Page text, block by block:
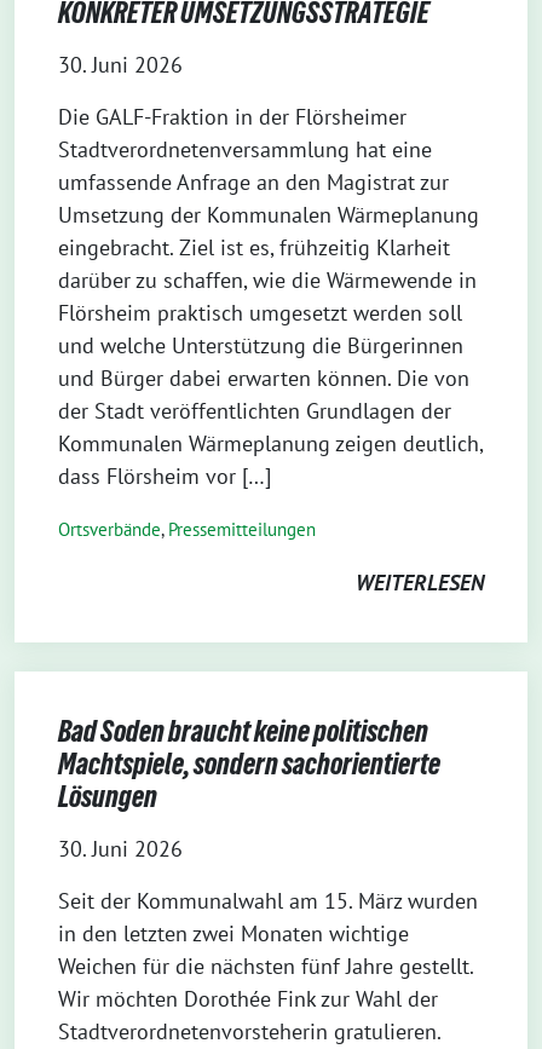
KONKRETER UMSETZUNGSSTRATEGIE
30. Juni 2026
Die GALF-Fraktion in der Flörsheimer
Stadtverordnetenversammlung hat eine
umfassende Anfrage an den Magistrat zur
Umsetzung der Kommunalen Wärmeplanung
eingebracht. Ziel ist es, frühzeitig Klarheit
darüber zu schaffen, wie die Wärmewende in
Flörsheim praktisch umgesetzt werden soll
und welche Unterstützung die Bürgerinnen
und Bürger dabei erwarten können. Die von
der Stadt veröffentlichten Grundlagen der
Kommunalen Wärmeplanung zeigen deutlich,
dass Flörsheim vor […]
Ortsverbände, Pressemitteilungen
WEITERLESEN
Bad Soden braucht keine politischen
Machtspiele, sondern sachorientierte
Lösungen
30. Juni 2026
Seit der Kommunalwahl am 15. März wurden
in den letzten zwei Monaten wichtige
Weichen für die nächsten fünf Jahre gestellt.
Wir möchten Dorothée Fink zur Wahl der
Stadtverordnetenvorsteherin gratulieren.